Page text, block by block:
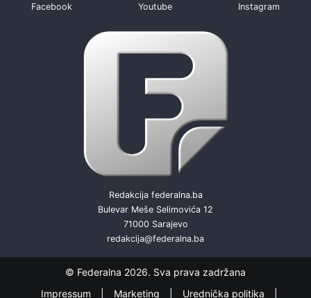
Facebook Youtube Instagram
Redakcija federalna.ba
Bulevar Meše Selimovića 12
71000 Sarajevo
redakcija@federalna.ba
© Federalna 2026. Sva prava zadržana
Impressum
Marketing Urednička politika